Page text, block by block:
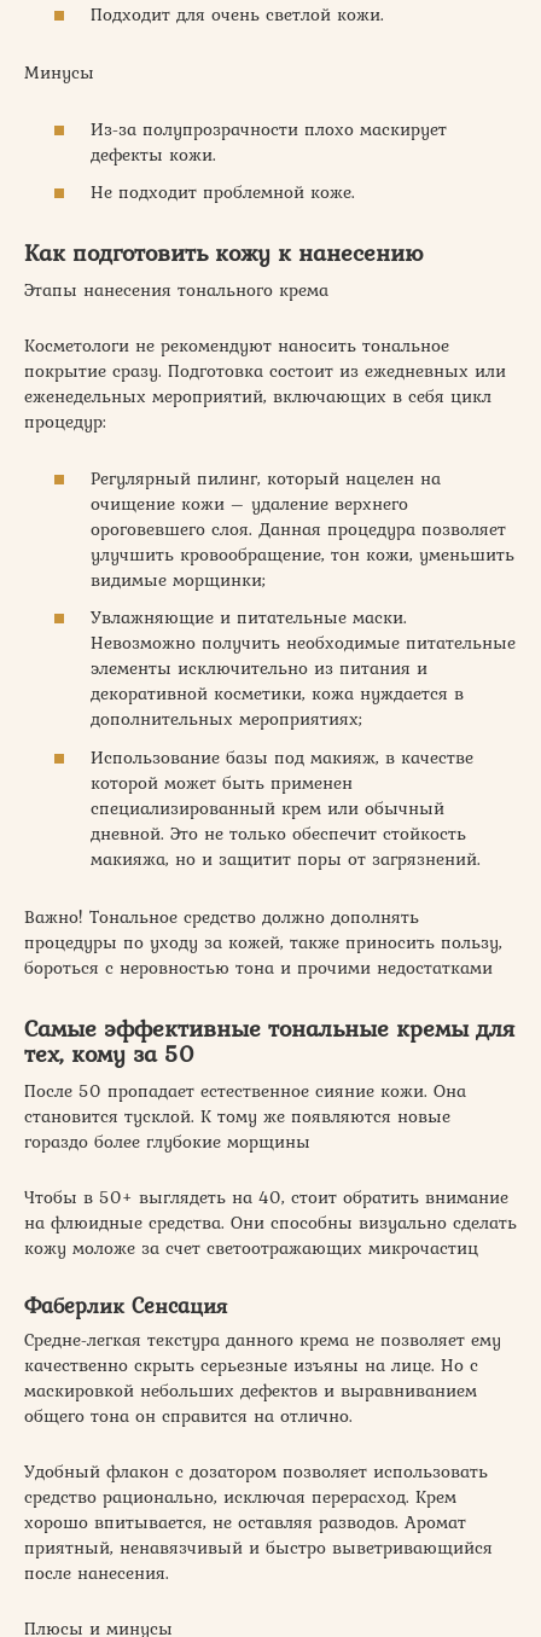
Подходит для очень светлой кожи.
Минусы
Из-за полупрозрачности плохо маскирует
дефекты кожи.
Не подходит проблемной коже.
Как подготовить кожу к нанесению
Этапы нанесения тонального крема
Косметологи не рекомендуют наносить тональное
покрытие сразу. Подготовка состоит из ежедневных или
еженедельных мероприятий, включающих в себя цикл
процедур:
Регулярный пилинг, который нацелен на
очищение кожи – удаление верхнего
ороговевшего слоя. Данная процедура позволяет
улучшить кровообращение, тон кожи, уменьшить
видимые морщинки;
Увлажняющие и питательные маски.
Невозможно получить необходимые питательные
элементы исключительно из питания и
декоративной косметики, кожа нуждается в
дополнительных мероприятиях;
Использование базы под макияж, в качестве
которой может быть применен
специализированный крем или обычный
дневной. Это не только обеспечит стойкость
макияжа, но и защитит поры от загрязнений.
Важно! Тональное средство должно дополнять
процедуры по уходу за кожей, также приносить пользу,
бороться с неровностью тона и прочими недостатками
Самые эффективные тональные кремы для
тех, кому за 50
После 50 пропадает естественное сияние кожи. Она
становится тусклой. К тому же появляются новые
гораздо более глубокие морщины
Чтобы в 50+ выглядеть на 40, стоит обратить внимание
на флюидные средства. Они способны визуально сделать
кожу моложе за счет светоотражающих микрочастиц
Фаберлик Сенсация
Средне-легкая текстура данного крема не позволяет ему
качественно скрыть серьезные изъяны на лице. Но с
маскировкой небольших дефектов и выравниванием
общего тона он справится на отлично.
Удобный флакон с дозатором позволяет использовать
средство рационально, исключая перерасход. Крем
хорошо впитывается, не оставляя разводов. Аромат
приятный, ненавязчивый и быстро выветривающийся
после нанесения.
Плюсы и минусы